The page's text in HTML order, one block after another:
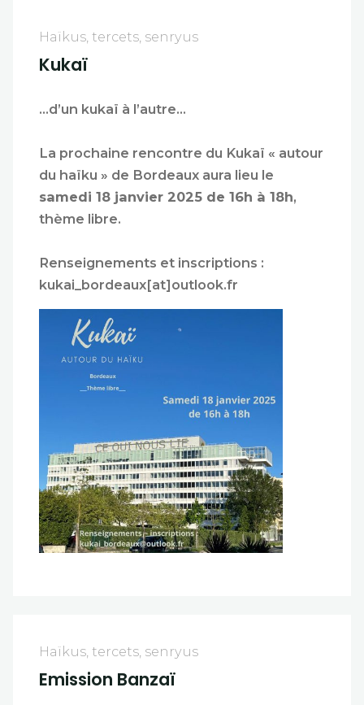
Haïkus, tercets, senryus
Kukaï
…d’un kukaï à l’autre…
La prochaine rencontre du Kukaï « autour
du haïku » de Bordeaux aura lieu le
samedi 18 janvier 2025 de 16h à 18h,
thème libre.
Renseignements et inscriptions :
kukai_bordeaux[at]outlook.fr
Haïkus, tercets, senryus
Emission Banzaï